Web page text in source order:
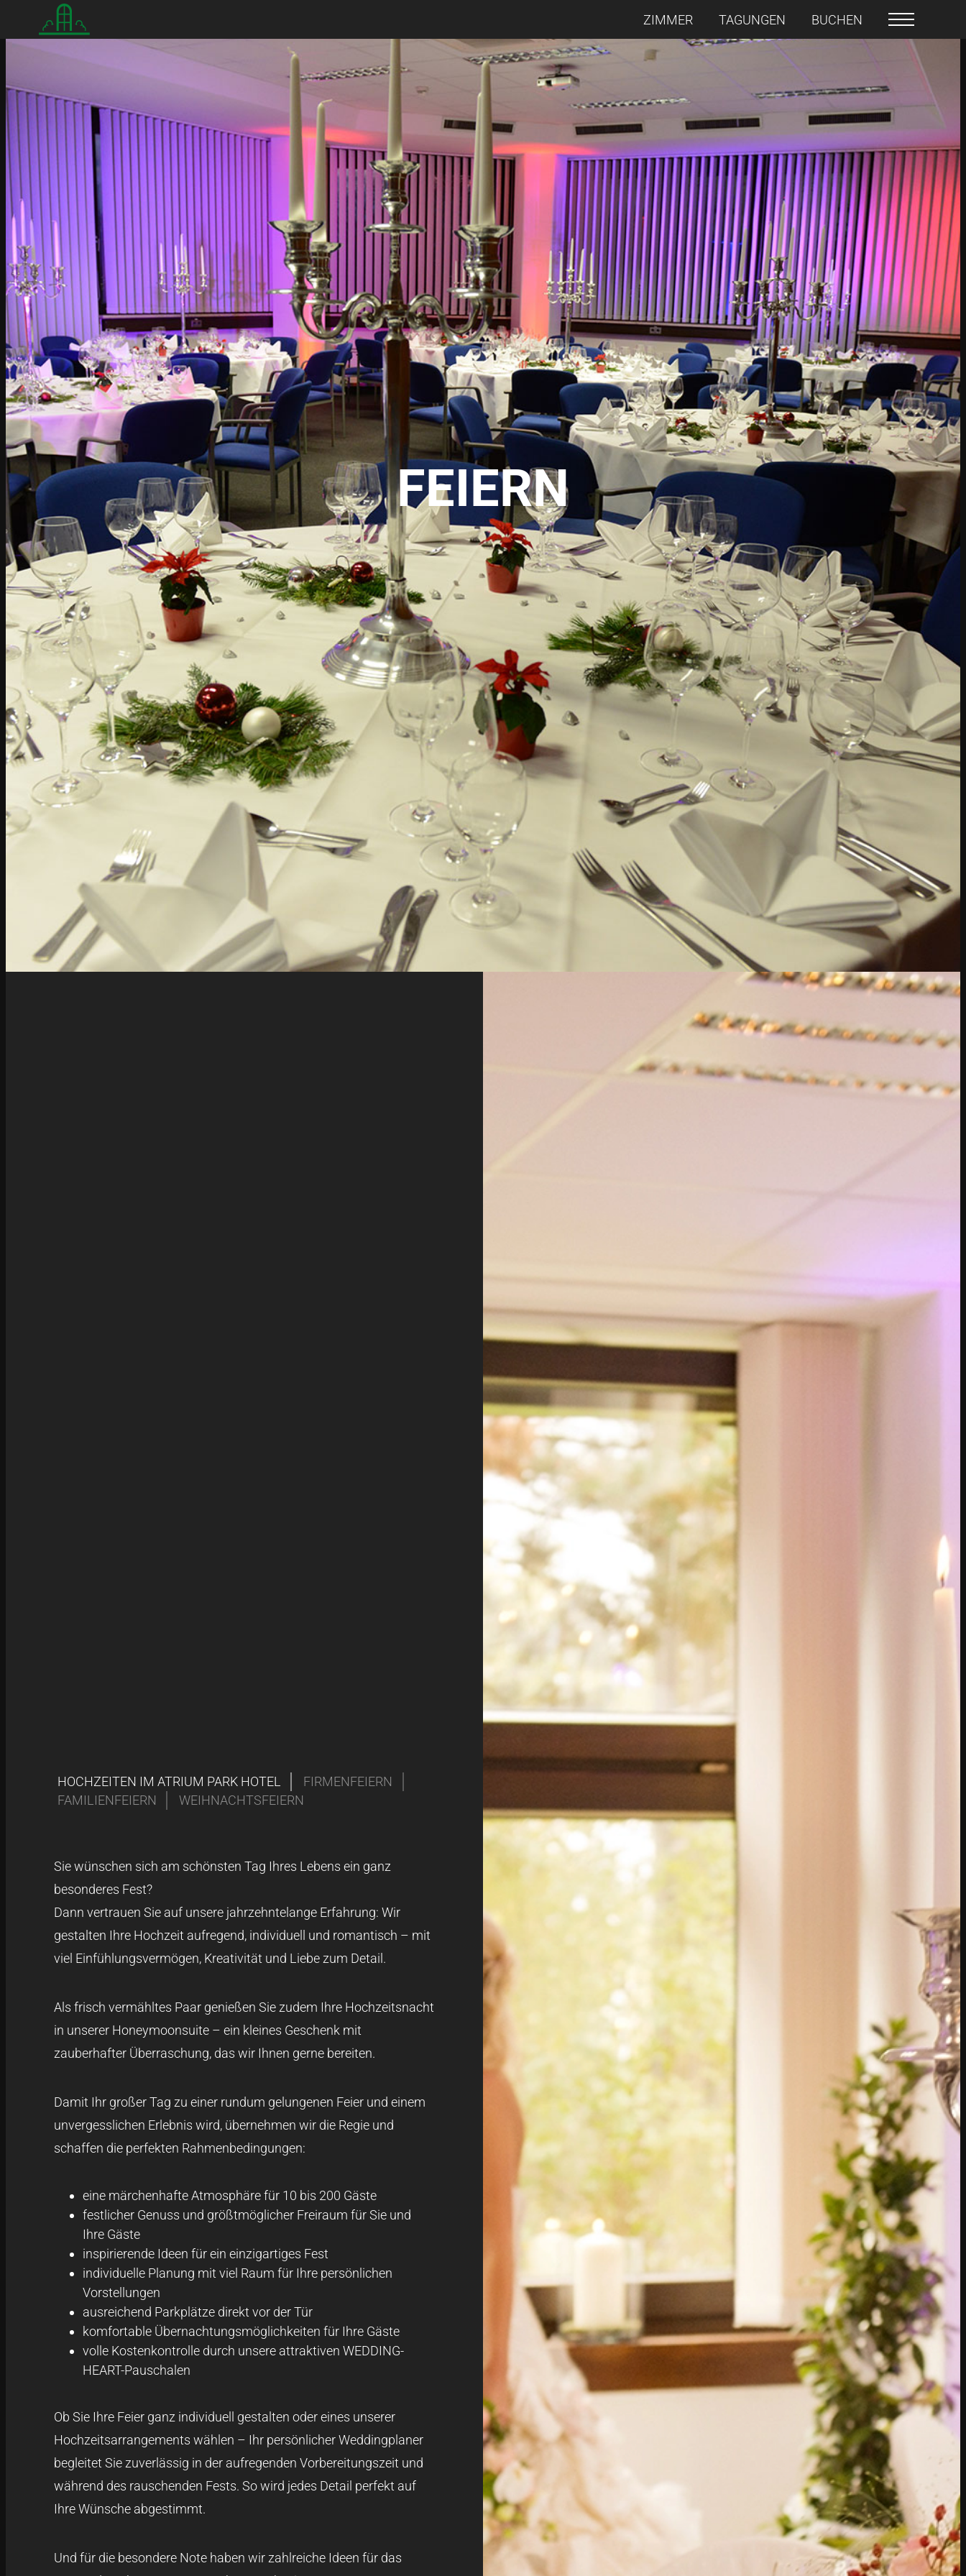
ZIMMER TAGUNGEN BUCHEN
FEIERN
HOCHZEITEN IM ATRIUM PARK HOTEL
FIRMENFEIERN
FAMILIENFEIERN
WEIHNACHTSFEIERN
Sie wünschen sich am schönsten Tag Ihres Lebens ein ganz
besonderes Fest?
Dann vertrauen Sie auf unsere jahrzehntelange Erfahrung: Wir
gestalten Ihre Hochzeit aufregend, individuell und romantisch – mit
viel Einfühlungsvermögen, Kreativität und Liebe zum Detail.
Als frisch vermähltes Paar genießen Sie zudem Ihre Hochzeitsnacht
in unserer Honeymoonsuite – ein kleines Geschenk mit
zauberhafter Überraschung, das wir Ihnen gerne bereiten.
Damit Ihr großer Tag zu einer rundum gelungenen Feier und einem
unvergesslichen Erlebnis wird, übernehmen wir die Regie und
schaffen die perfekten Rahmenbedingungen:
eine märchenhafte Atmosphäre für 10 bis 200 Gäste
festlicher Genuss und größtmöglicher Freiraum für Sie und
Ihre Gäste
inspirierende Ideen für ein einzigartiges Fest
individuelle Planung mit viel Raum für Ihre persönlichen
Vorstellungen
ausreichend Parkplätze direkt vor der Tür
komfortable Übernachtungsmöglichkeiten für Ihre Gäste
volle Kostenkontrolle durch unsere attraktiven WEDDING-
HEART-Pauschalen
Ob Sie Ihre Feier ganz individuell gestalten oder eines unserer
Hochzeitsarrangements wählen – Ihr persönlicher Weddingplaner
begleitet Sie zuverlässig in der aufregenden Vorbereitungszeit und
während des rauschenden Fests. So wird jedes Detail perfekt auf
Ihre Wünsche abgestimmt.
Und für die besondere Note haben wir zahlreiche Ideen für das